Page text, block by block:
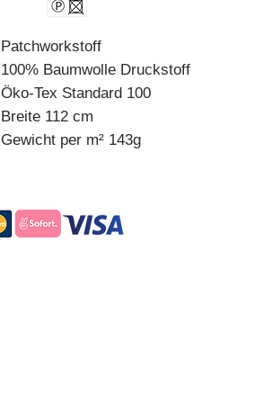
Patchworkstoff
100% Baumwolle Druckstoff
Öko-Tex Standard 100
Breite 112 cm
Gewicht per m² 143g